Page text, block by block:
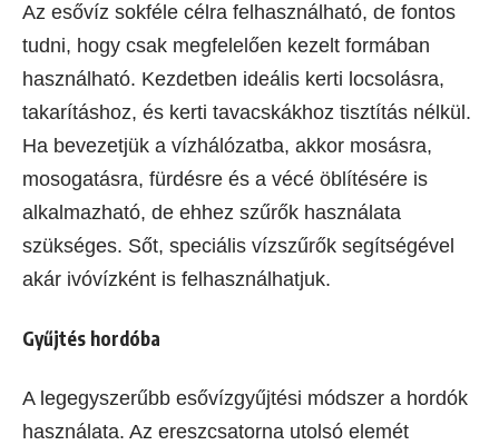
Az esővíz sokféle célra felhasználható, de fontos
tudni, hogy csak megfelelően kezelt formában
használható. Kezdetben ideális kerti locsolásra,
takarításhoz, és kerti tavacskákhoz tisztítás nélkül.
Ha bevezetjük a vízhálózatba, akkor mosásra,
mosogatásra, fürdésre és a vécé öblítésére is
alkalmazható, de ehhez szűrők használata
szükséges. Sőt, speciális vízszűrők segítségével
akár ivóvízként is felhasználhatjuk.
Gyűjtés hordóba
A legegyszerűbb esővízgyűjtési módszer a hordók
használata. Az ereszcsatorna utolsó elemét